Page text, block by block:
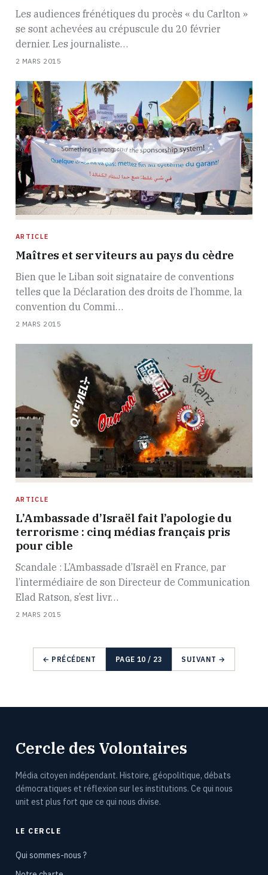
Les audiences frénétiques du procès « du Carlton »
se sont achevées au crépuscule du 20 février
dernier. Les journaliste…
2 MARS 2015
ARTICLE
Maîtres et serviteurs au pays du cèdre
Bien que le Liban soit signataire de conventions
telles que la Déclaration des droits de l’homme, la
convention du Commi…
2 MARS 2015
ARTICLE
L’Ambassade d’Israël fait l’apologie du
terrorisme : cinq médias français pris
pour cible
Scandale : L’Ambassade d’Israël en France, par
l’intermédiaire de son Directeur de Communication
Elad Ratson, s’est livr…
2 MARS 2015
← PRÉCÉDENT PAGE 10 / 23 SUIVANT →
Cercle des Volontaires
Média citoyen indépendant. Histoire, géopolitique, débats
démocratiques et réflexion sur les institutions. Ce qui nous
unit est plus fort que ce qui nous divise.
LE CERCLE
Qui sommes-nous ?